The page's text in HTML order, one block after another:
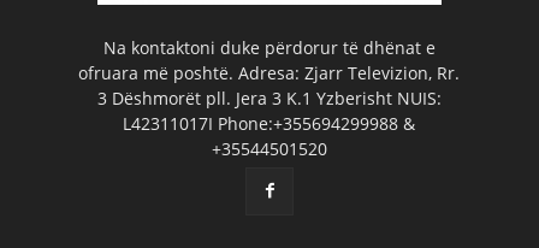
Na kontaktoni duke përdorur të dhënat e
ofruara më poshtë. Adresa: Zjarr Televizion, Rr.
3 Dëshmorët pll. Jera 3 K.1 Yzberisht NUIS:
L42311017I Phone:+355694299988 &
+35544501520